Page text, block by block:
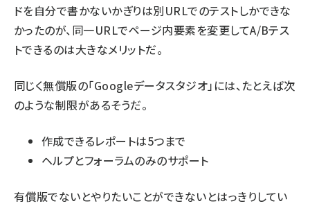
ドを自分で書かないかぎりは別URLでのテストしかできな
かったのが、同一URLでページ内要素を変更してA/Bテス
トできるのは大きなメリットだ。
同じく無償版の「Googleデータスタジオ」には、たとえば次
のような制限があるそうだ。
作成できるレポートは5つまで
ヘルプとフォーラムのみのサポート
有償版でないとやりたいことができないとはっきりしてい